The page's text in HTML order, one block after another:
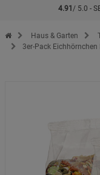
4.91 / 5.0 -
Zur Startseite des Kopp
Haus & Garten
3er-Pack